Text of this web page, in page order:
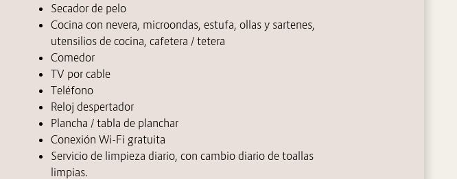
Secador de pelo
Cocina con nevera, microondas, estufa, ollas y sartenes,
utensilios de cocina, cafetera / tetera
Comedor
TV por cable
Teléfono
Reloj despertador
Plancha / tabla de planchar
Conexión Wi-Fi gratuita
Servicio de limpieza diario, con cambio diario de toallas
limpias.